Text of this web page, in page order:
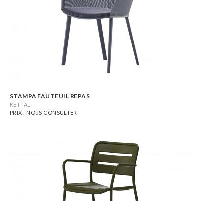
STAMPA FAUTEUIL REPAS
KETTAL
PRIX : NOUS CONSULTER